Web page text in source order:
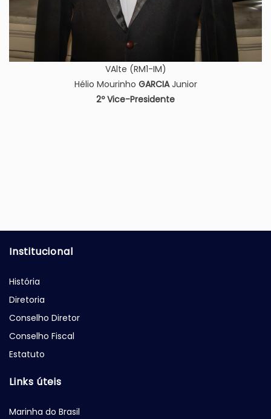
VAlte (RM1-IM)
Hélio Mourinho GARCIAJunior
2º Vice-Presidente
Institucional
História
Diretoria
Conselho Diretor
Conselho Fiscal
Estatuto
Links úteis
Marinha do Brasil